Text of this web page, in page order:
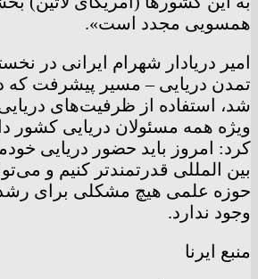
همسویی مجدد است».
امیر دریادار شهرام ایرانی در
تمدن دریایی – مسیر پیشرفت که
شد، استفاده از ظرفیت‌های دریایی
ویژه همه مسئولان دریایی کشور
کرد: امروز باید حضور دریایی
بین المللی قدرتمندتر کنیم و
حوزه علمی هیچ مشکلی برای رشد
وجود ندارد.
منبع ایرنا